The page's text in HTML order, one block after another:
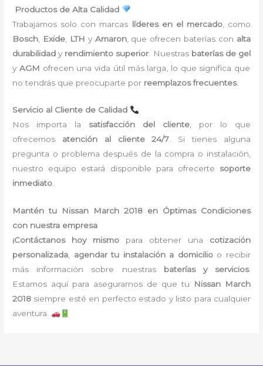
Productos de Alta Calidad
Trabajamos solo con marcas líderes en el mercado, como
Bosch
Exide, LTH y Amaron, que ofrecen baterías con alta
durabilidad y rendimiento superior. Nuestras baterías de gel
y AGM ofrecen una vida útil más larga, lo que significa que
no tendrás que preocuparte por reemplazos frecuentes.
Servicio al Cliente de Calidad
Nos importa la satisfacción del cliente, por lo que
ofrecemos atención al cliente 24/7. Si tienes alguna
pregunta o problema después de la compra o instalación,
nuestro equipo estará disponible para ofrecerte soporte
inmediato.
Mantén tu Nissan March 2018 en Óptimas Condiciones
con nuestra empresa
¡Contáctanos hoy mismo para obtener una cotización
personalizada, agendar tu instalación a domicilioo recibir
más información sobre nuestras baterías y servicios.
Estamos aquí para asegurarnos de que tu
Nissan March
2018 siempre esté en perfecto estado y listo para cualquier
aventura.